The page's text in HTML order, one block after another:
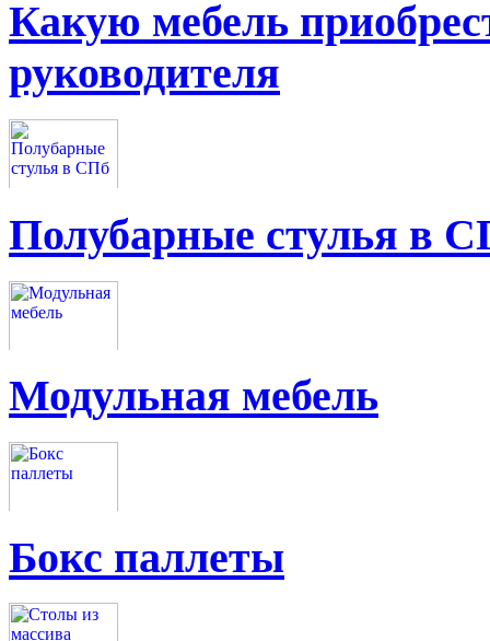
Какую мебель
руководителя
Полубарные стулья в
Модульная мебель
Бокс паллеты